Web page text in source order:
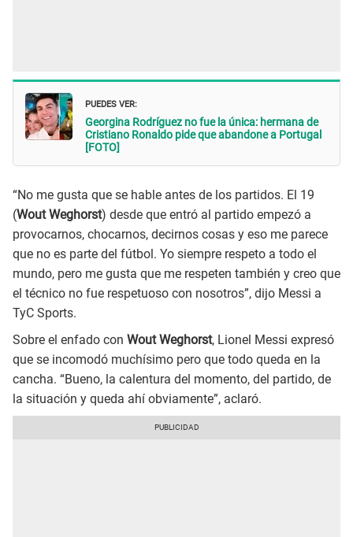
PUEDES VER:
Georgina Rodríguez no fue la única: hermana de
Cristiano Ronaldo pide que abandone a Portugal
[FOTO]
“No me gusta que se hable antes de los partidos. El 19
(Wout Weghorst) desde que entró al partido empezó a
provocarnos, chocarnos, decirnos cosas y eso me parece
que no es parte del fútbol. Yo siempre respeto a todo el
mundo, pero me gusta que me respeten también y creo que
el técnico no fue respetuoso con nosotros”, dijo Messi a
TyC Sports.
Sobre el enfado con Wout Weghorst, Lionel Messi expresó
que se incomodó muchísimo pero que todo queda en la
cancha. “Bueno, la calentura del momento, del partido, de
la situación y queda ahí obviamente”, aclaró.